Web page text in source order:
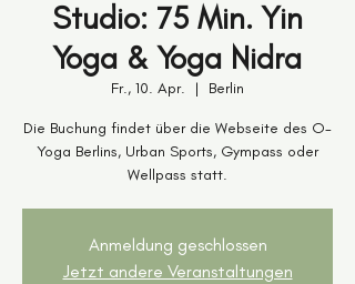
Studio: 75 Min. Yin
Yoga & Yoga Nidra
Fr., 10. Apr.
  |
Berlin
Die Buchung findet über die Webseite des O-
Yoga Berlins, Urban Sports, Gympass oder
Wellpass statt.
Anmeldung geschlossen
Jetzt andere Veranstaltungen